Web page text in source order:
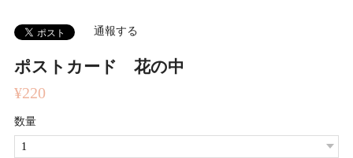
ポストカード 花の中
¥220
数量
通報する